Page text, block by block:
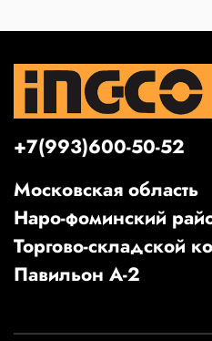
+7(993)600-50-52
Московская область
Наро-фоминский
Торгово-складской
Павильон А-2